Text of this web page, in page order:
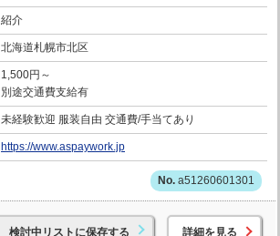
紹介
北海道札幌市北区
1,500円～
別途交通費支給有
未経験歓迎 服装自由 交通費/手当てあり
https://www.aspaywork.jp
a51260601301
検討中リストに保存する 詳細を見る